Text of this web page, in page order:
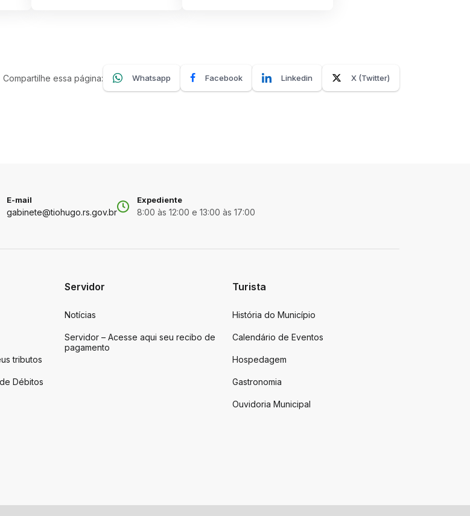
Compartilhe essa página: Whatsapp Facebook Linkedin X (Twitter)
E-mail
gabinete@tiohugo.rs.gov.br
Expediente
8:00 às 12:00 e 13:00 às 17:00
tributos
Débitos
Servidor
Notícias
Servidor – Acesse aqui seu recibo de
pagamento
Turista
História do Município
Calendário de Eventos
Hospedagem
Gastronomia
Ouvidoria Municipal